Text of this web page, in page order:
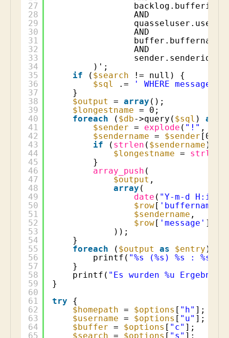
27
28
29
30
31
32
33
34
35
36
37
38
39
40
41
42
43
44
45
46
47
48
49
50
51
52
53
54
55
56
57
58
59
60
61
62
63
64
65
backlog.bufferid
AND
AND
buffer.buffername
AND
sender.senderid =
)';
if
( $search
!= null) {
$sql
.=
' WHERE message
}
$output
= array ();
$longestname = 0;
foreach
( $db->query( $sql ) as
$sender = explode ( "!" ,
$sendername = $sender [0];
if
( strlen ( $sendername ) >
$longestname = strlen
}
array_push (
$output ,
array (
date ( "Y-m-d H:i:s"
$row[ 'buffername'
$sendername ,
$row[ 'message' ]
));
}
foreach
( $output as $entry ) {
printf( "%s (%s) %s : %s\n"
}
printf( "Es wurden %u
}
try
{
$homepath = $options [ "h" ];
$username = $options [ "u" ];
$buffer = $options [ "c" ];
$search = $options [ "s" ];